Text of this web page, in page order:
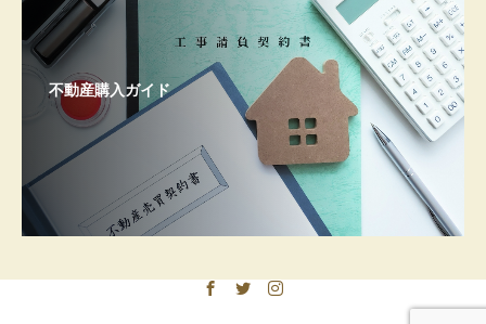
不動産購入ガイド